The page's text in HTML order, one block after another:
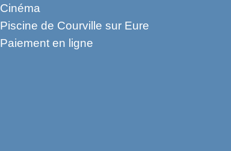
Cinéma
Piscine de Courville sur Eure
Paiement en ligne